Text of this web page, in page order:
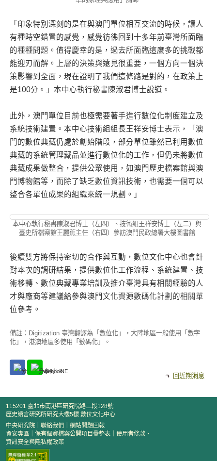
「印象特別深刻的是在與澳門單位相互交流的時候，讓人
有種時空錯置的感覺，感覺彷彿回到十多年前臺灣所面臨
的種種問題。值得慶幸的是，過去所面臨這麼多的挑戰都
能迎刃而解。上層的決策與遠見很重要，一個方向一個決
策影響到全面，現在證明了我們這條路是對的，在政策上
是100分。」本中心執行秘書陳淑君博士說道。
此外，澳門單位目前也極需要著手進行數位化制度建立及
系統技術建置。本中心技術組組長王祥安博士表示，「澳
門的數位典藏仍處於創始階段，部分單位雖然已利用數位
典藏的系統管理藏品並進行數位化的工作，但仍未將數位
典藏成果做整合，提供公眾使用，如澳門歷史檔案館與澳
門博物館等，而除了缺乏數位資訊技術，也需要一個可以
整合各單位成果的組織來統一規劃。」
本中心執行秘書陳淑君博士（左四）、技術組王祥安博士（左二）與
臺史所檔案館王麗蕉主任（右四）參訪澳門民政總署大樓圖書館
後續雙方將保持密切的合作與互動，數位文化中心也會針
對本次的調研結果，提供數位化工作流程、系統建置、技
術移轉、數位典藏專業培訓及推介臺灣具有相關經驗的人
才與廠商等建議給參與澳門文化資源數碼化計劃的相關單
位參考。
備註：Digitization 臺灣翻譯為「數位化」，大陸地區一般使用「數字
化」，港澳地區多使用「數碼化」。
回近期消息
115201 臺北市南港區研究院路二段128號
歷史語言研究所研究大樓5樓 數位文化中心
中央研究院
聯絡我們
網站問題回報
資安專區
保有個資檔案公開項目彙整表
使用者條款、
資訊安全與隱私權政策